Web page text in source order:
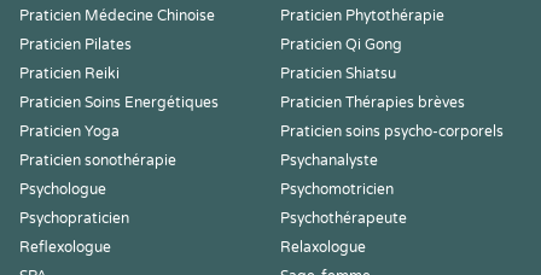
Praticien Médecine Chinoise
Praticien Phytothérapie
Praticien Pilates
Praticien Qi Gong
Praticien Reiki
Praticien Shiatsu
Praticien Soins Energétiques
Praticien Thérapies brèves
Praticien Yoga
Praticien soins psycho-corporels
Praticien sonothérapie
Psychanalyste
Psychologue
Psychomotricien
Psychopraticien
Psychothérapeute
Reflexologue
Relaxologue